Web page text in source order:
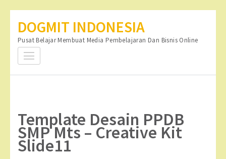
konten
(Tekan
DOGMIT INDONESIA
Pusat Belajar Membuat Media Pembelajaran Dan Bisnis Online
Template Desain PPDB
SMP Mts – Creative Kit
Slide11